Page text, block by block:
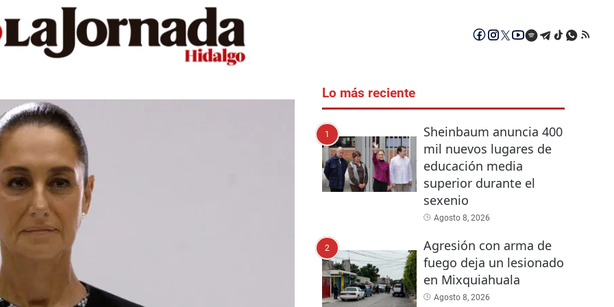
Lo más reciente
1
Sheinbaum anuncia 400
mil nuevos lugares de
educación media
superior durante el
sexenio
Agosto 8, 2026
2
Agresión con arma de
fuego deja un lesionado
en Mixquiahuala
Agosto 8, 2026